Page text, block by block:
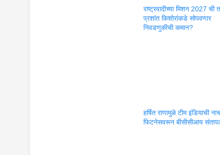
राष्ट्रवादीच्या मिशन 2027 ची
प्रशांत किशोरांकडे सोपवणार
निवडणुकीची कमान?
हर्षित राणामुळे टीम इंडियाची
फिटनेसवरून बीसीसीआय